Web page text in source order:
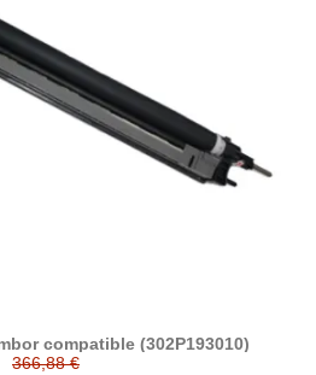
compatible (302P193010)
366,88 €